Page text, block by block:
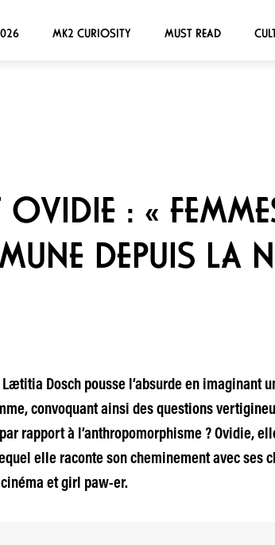
MK2 CURIOSITY MUST READ
: «
DEPUIS LA
Dosch pousse l’absurde en imaginant
convoquant ainsi des questions
rapport à l’anthropomorphisme ? Ovidie,
elle raconte son cheminement avec ses
et girl paw-er.